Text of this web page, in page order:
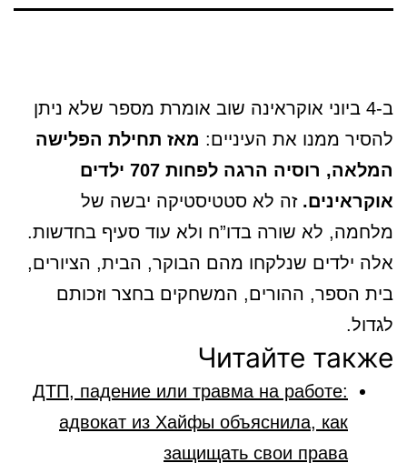
ב-4 ביוני אוקראינה שוב אומרת מספר שלא ניתן
להסיר ממנו את העיניים: מאז תחילת הפלישה
המלאה, רוסיה הרגה לפחות 707 ילדים
אוקראינים. זה לא סטטיסטיקה יבשה של
מלחמה, לא שורה בדו”ח ולא עוד סעיף בחדשות.
אלה ילדים שנלקחו מהם הבוקר, הבית, הציורים,
בית הספר, ההורים, המשחקים בחצר וזכותם
לגדול.
Читайте также
ДТП, падение или травма на работе:
адвокат из Хайфы объяснила, как
защищать свои права